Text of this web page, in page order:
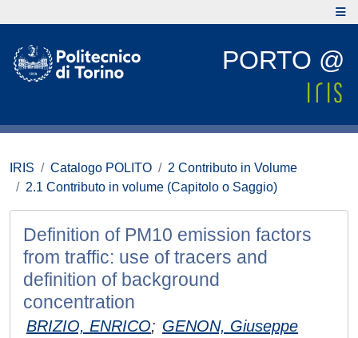
PORTO @
IRIS Catalogo POLITO
2 Contributo in Volume
2.1 Contributo in volume (Capitolo o Saggio)
Definition of PM10 emission factors
from traffic: use of tracers and
definition of background
concentration
BRIZIO, ENRICO; GENON, Giuseppe